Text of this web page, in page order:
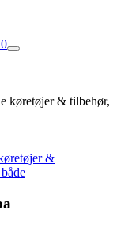
0
køretøjer & tilbehør,
&